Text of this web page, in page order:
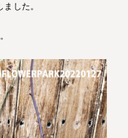
した。